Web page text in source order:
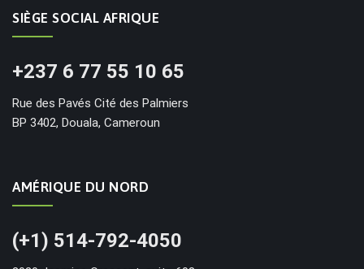
SIÈGE SOCIAL AFRIQUE
+237 6 77 55 10 65
Rue des Pavés Cité des Palmiers
BP 3402, Douala, Cameroun
AMÉRIQUE DU NORD
(+1) 514-792-4050